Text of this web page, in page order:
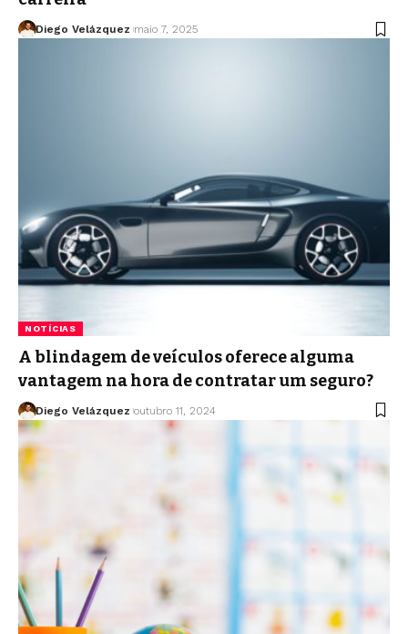
Diego Velázquez maio 7, 2025
NOTÍCIAS
A blindagem de veículos oferece alguma
vantagem na hora de contratar um seguro?
Diego Velázquez outubro 11, 2024